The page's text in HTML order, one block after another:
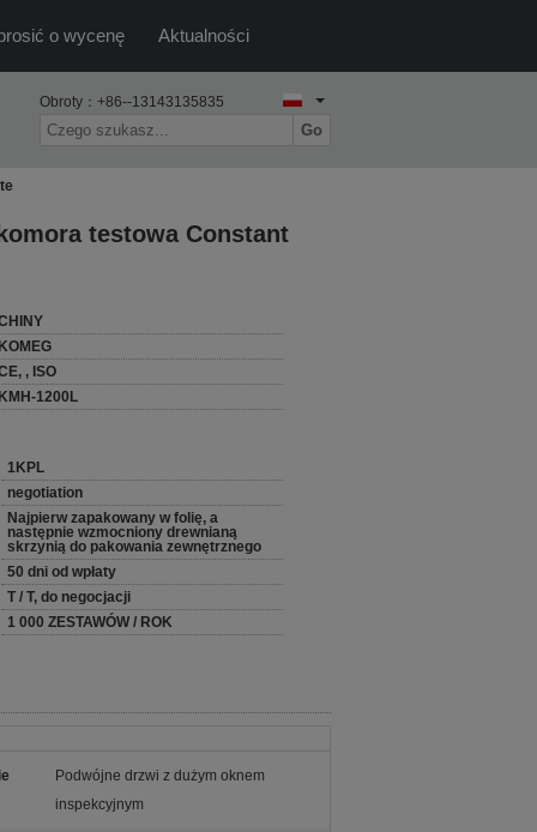
o wycenę Aktualności
Obroty： +86--13143135835
Go
testowa Constant
, ISO
1200L
1KPL
negotiation
Najpierw zapakowany w folię, a
następnie wzmocniony drewnianą
skrzynią do pakowania zewnętrznego
50 dni od wpłaty
T / T, do negocjacji
1 000 ZESTAWÓW / ROK
Podwójne drzwi z dużym oknem
inspekcyjnym